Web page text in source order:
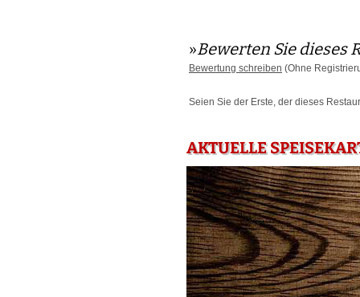
»Bewerten Sie dieses
Bewertung schreiben (Ohne
Seien Sie der Erste, der dieses
AKTUELLE